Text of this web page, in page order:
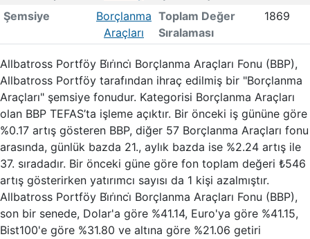
Şemsiye
Borçlanma
Araçları
Toplam Değer
Sıralaması
1869
Allbatross Portföy Bi̇ri̇nci̇ Borçlanma Araçları Fonu (BBP),
Allbatross Portföy tarafından ihraç edilmiş bir "Borçlanma
Araçları" şemsiye fonudur. Kategorisi Borçlanma Araçları
olan BBP TEFAS’ta işleme açıktır. Bir önceki iş gününe göre
%0.17 artış gösteren BBP, diğer 57 Borçlanma Araçları fonu
arasında, günlük bazda 21., aylık bazda ise %2.24 artış ile
37. sıradadır. Bir önceki güne göre fon toplam değeri ₺546
artış gösterirken yatırımcı sayısı da 1 kişi azalmıştır.
Allbatross Portföy Bi̇ri̇nci̇ Borçlanma Araçları Fonu (BBP),
son bir senede, Dolar'a göre %41.14, Euro'ya göre %41.15,
Bist100'e göre %31.80 ve altına göre %21.06 getiri